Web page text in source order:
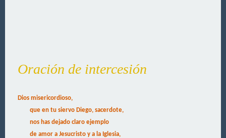
Oración de intercesión
Dios misericordioso,
que en tu siervo Diego, sacerdote,
nos has dejado claro ejemplo
de amor a Jesucristo y a la Iglesia,